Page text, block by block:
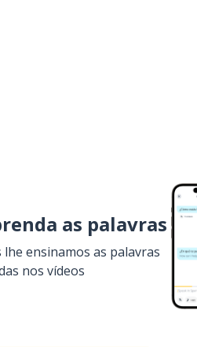
as palavras
lhe ensinamos as palavras
nos vídeos